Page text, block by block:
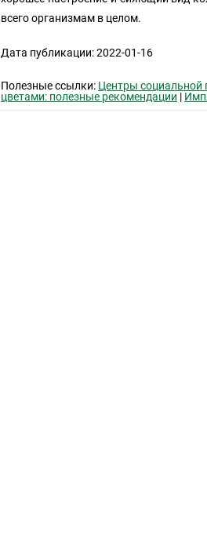
всего организмам в целом.
Дата публикации: 2022-01-16
Полезные ссылки: Центры
цветами: полезные рекомендации |